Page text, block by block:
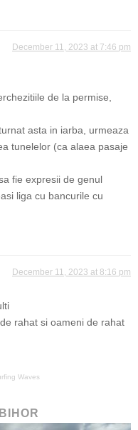
December 11, 2023 at 7:46 pm
de la permise,
asta in iarba, urmeaza
tunelelor (ca alaea pasaje
fie expresii de genul
liga cu bancurile cu
December 11, 2023 at 8:16 pm
rahat si oameni de rahat
Waves